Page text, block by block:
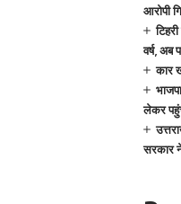
आरोपी
वर्ष, अब
कार
लेकर
सरकार